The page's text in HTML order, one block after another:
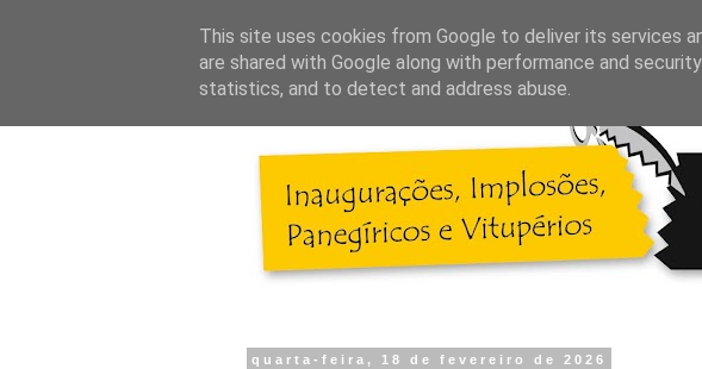
quarta-feira, 18 de fevereiro de 2026
This site uses cookies from Google to deliver its services
are shared with Google along with performance and
statistics, and to detect and address abuse.